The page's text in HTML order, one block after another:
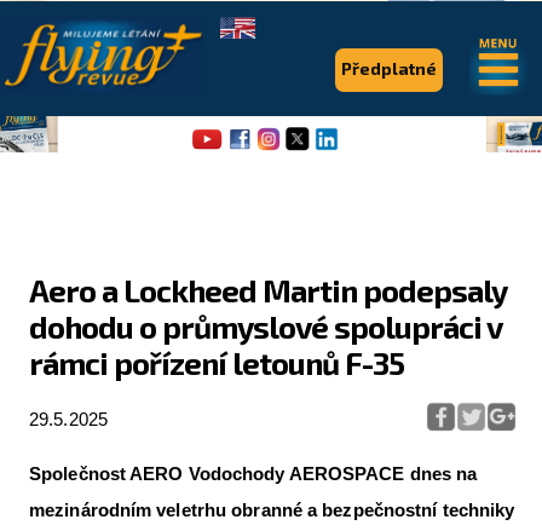
Aero a Lockheed Martin podepsaly
dohodu o průmyslové spolupráci v
rámci pořízení letounů F-35
29.5.2025
Společnost AERO Vodochody AEROSPACE dnes na
mezinárodním veletrhu obranné a bezpečnostní techniky
Předplatné
.
Flying Revue
Články
Pro piloty
Série & speciály